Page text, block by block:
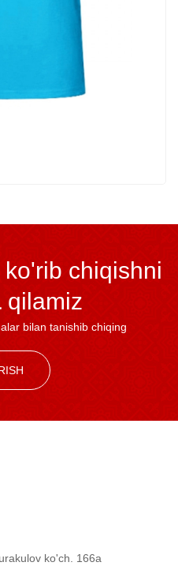
chiqishni
qilamiz
bilan tanishib chiqing
ko'ch. 166a